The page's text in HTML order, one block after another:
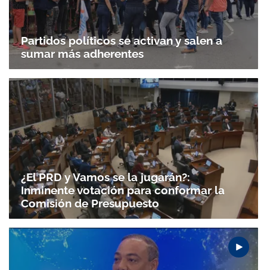
Partidos políticos se activan y salen a
sumar más adherentes
¿El PRD y Vamos se la jugarán?:
Inminente votación para conformar la
Comisión de Presupuesto